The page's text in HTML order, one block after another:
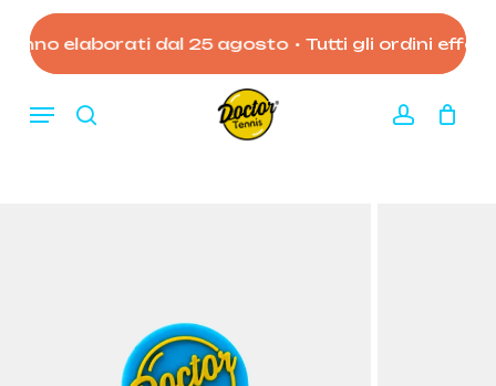
main
elaborati dal 25 agosto • Tutti gli ordini
search account
Menu
Carrello Close
Cart